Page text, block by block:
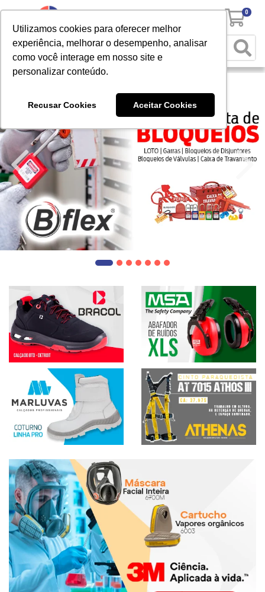
Utilizamos cookies para oferecer melhor
experiência, melhorar o desempenho, analisar
como você interage em nosso site e
personalizar conteúdo.
Recusar Cookies Aceitar Cookies
0